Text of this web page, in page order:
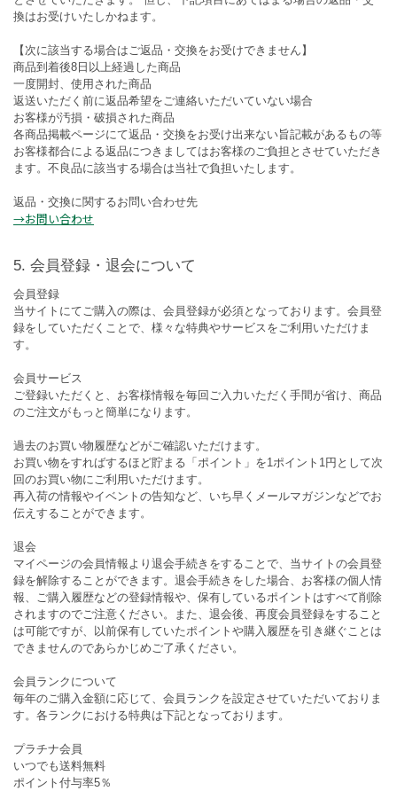
換はお受けいたしかねます。
【次に該当する場合はご返品・交換をお受けできません】
商品到着後8日以上経過した商品
一度開封、使用された商品
返送いただく前に返品希望をご連絡いただいていない場合
お客様が汚損・破損された商品
各商品掲載ページにて返品・交換をお受け出来ない旨記載があるもの等
お客様都合による返品につきましてはお客様のご負担とさせていただき
ます。不良品に該当する場合は当社で負担いたします。
返品・交換に関するお問い合わせ先
→お問い合わせ
会員登録・退会について
会員登録
当サイトにてご購入の際は、会員登録が必須となっております。会員登
録をしていただくことで、様々な特典やサービスをご利用いただけま
す。
会員サービス
ご登録いただくと、お客様情報を毎回ご入力いただく手間が省け、商品
のご注文がもっと簡単になります。
過去のお買い物履歴などがご確認いただけます。
お買い物をすればするほど貯まる「ポイント」を1ポイント1円として次
回のお買い物にご利用いただけます。
再入荷の情報やイベントの告知など、いち早くメールマガジンなどでお
伝えすることができます。
退会
マイページの会員情報より退会手続きをすることで、当サイトの会員登
録を解除することができます。退会手続きをした場合、お客様の個人情
報、ご購入履歴などの登録情報や、保有しているポイントはすべて削除
されますのでご注意ください。また、退会後、再度会員登録をすること
は可能ですが、以前保有していたポイントや購入履歴を引き継ぐことは
できませんのであらかじめご了承ください。
会員ランクについて
毎年のご購入金額に応じて、会員ランクを設定させていただいておりま
す。各ランクにおける特典は下記となっております。
プラチナ会員
いつでも送料無料
ポイント付与率5％